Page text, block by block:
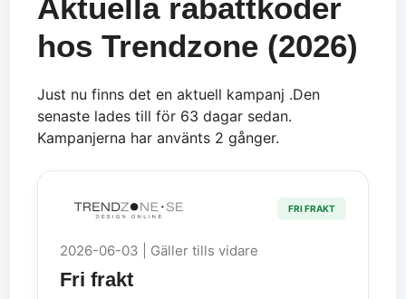
Aktuella rabattkoder
hos Trendzone (2026)
Just nu finns det en aktuell kampanj .Den
senaste lades till för 63 dagar sedan.
Kampanjerna har använts 2 gånger.
FRI FRAKT
2026-06-03 | Gäller tills vidare
Fri frakt